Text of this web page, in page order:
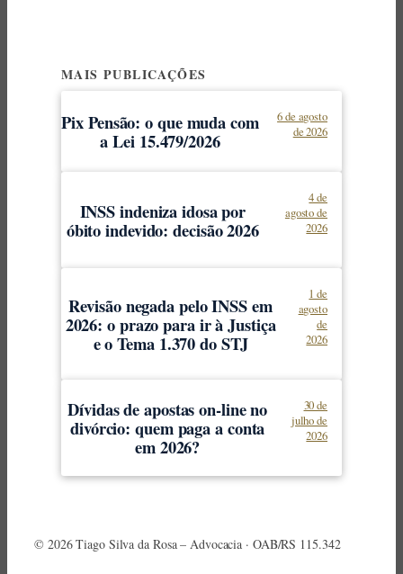
MAIS PUBLICAÇÕES
Pix Pensão: o que muda com
a Lei 15.479/2026
6 de agosto
de 2026
INSS indeniza idosa por
óbito indevido: decisão 2026
4 de
agosto de
2026
Revisão negada pelo INSS em
2026: o prazo para ir à Justiça
e o Tema 1.370 do STJ
1 de
agosto
de
2026
Dívidas de apostas on-line no
divórcio: quem paga a conta
em 2026?
30 de
julho de
2026
© 2026 Tiago Silva da Rosa – Advocacia · OAB/RS 115.342